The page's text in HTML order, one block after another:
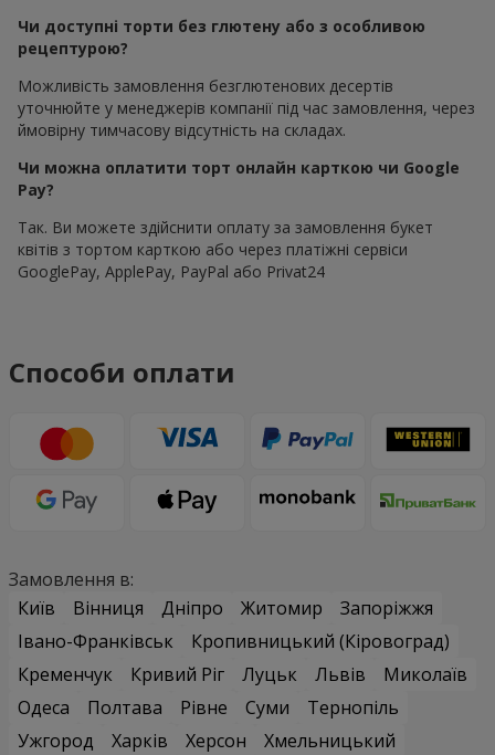
Чи доступні торти без глютену або з особливою
рецептурою?
Можливість замовлення безглютенових десертів
уточнюйте у менеджерів компанії під час замовлення, через
ймовірну тимчасову відсутність на складах.
Чи можна оплатити торт онлайн карткою чи Google
Pay?
Так. Ви можете здійснити оплату за замовлення букет
квітів з тортом карткою або через платіжні сервіси
GooglePay, ApplePay, PayPal або Privat24
Способи оплати
Замовлення в:
Київ
Вінниця Дніпро Житомир
Запоріжжя
Івано-Франківськ
Кропивницький (Кіровоград)
Кременчук
Кривий Ріг Луцьк Львів
Миколаїв
Одеса
Полтава Рівне Суми
Тернопіль
Ужгород
Харків Херсон
Хмельницький